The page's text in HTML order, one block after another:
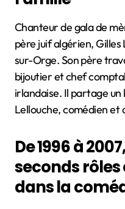
Chanteur de gala de
père juif algérien, Gilles
sur-Orge. Son père
bijoutier et chef
irlandaise. Il partage
Lellouche, comédien et
De 1996 à
seconds
dans la